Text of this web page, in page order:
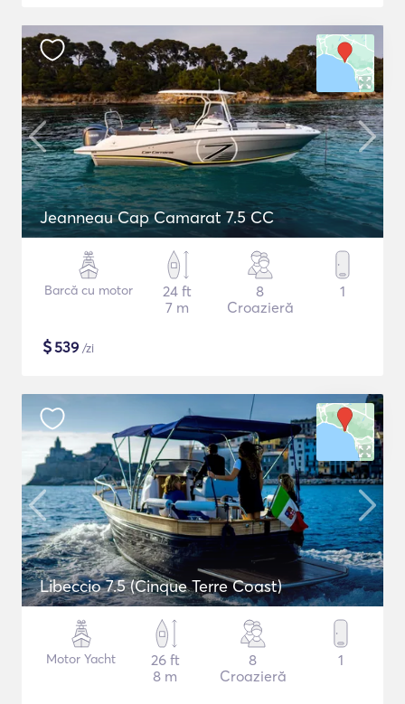
Jeanneau Cap Camarat 7.5 CC
Barcă cu motor
24 ft
7 m
8
Croazieră
1
$539 /zi
Libeccio 7.5 (Cinque Terre Coast)
Motor Yacht
26 ft
8 m
8
Croazieră
1